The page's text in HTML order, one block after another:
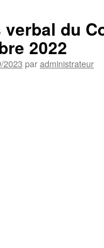
verbal du
2022
2023 paradministrateur